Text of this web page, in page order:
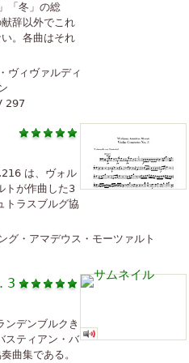
「冬」の総
辞以外でこれ
。各曲はそれ
ヴィヴァルディ
297
は、ヴォル
トが作曲した3
トラスブルグ協
グ・アマデウス・モーツァルト
3
ンデンブルクき
スティアン・バ
曲集である。